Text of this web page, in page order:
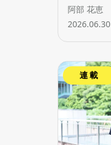
阿部 花恵
2026.06.30
連載